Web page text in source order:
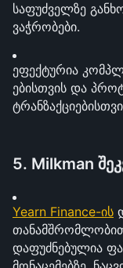
საფუძველზე
ვაჭრობები.
ეფექტურია
ებისთვის და
5. Milkman
Yearn Finance-ის
თანამშრომლობით
დაფუძნებულია